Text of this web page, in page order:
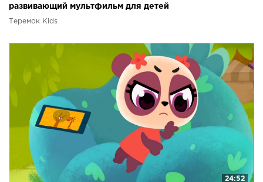
развивающий мультфильм для детей
Теремок Kids
24:52